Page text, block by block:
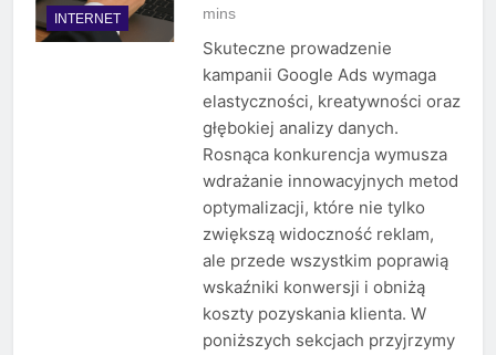
INTERNET
mins
Skuteczne prowadzenie
kampanii Google Ads wymaga
elastyczności, kreatywności oraz
głębokiej analizy danych.
Rosnąca konkurencja wymusza
wdrażanie innowacyjnych metod
optymalizacji, które nie tylko
zwiększą widoczność reklam,
ale przede wszystkim poprawią
wskaźniki konwersji i obniżą
koszty pozyskania klienta. W
poniższych sekcjach przyjrzymy